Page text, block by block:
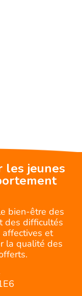
les jeunes
bien-être des
des difficultés
affectives et
la qualité des